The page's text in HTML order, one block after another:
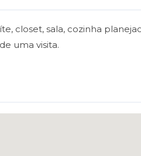
closet, sala, cozinha
uma visita.